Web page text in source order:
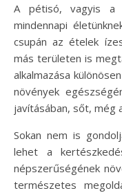
A pétisó, vagyis a konyhasó, elengedhetetlen része
mindennapi
csupán az ételek
más területen is
alkalmazása
növények
javításában, sőt, még
Sokan nem is
lehet a
népszerűségének
természetes